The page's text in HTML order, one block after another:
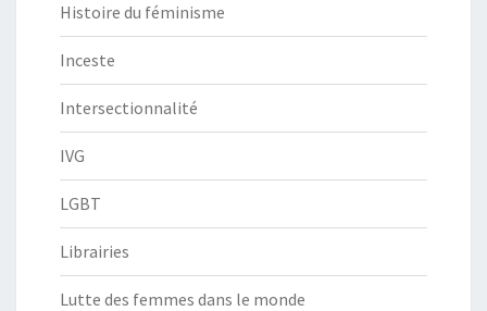
Histoire du féminisme
Inceste
Intersectionnalité
IVG
LGBT
Librairies
Lutte des femmes dans le monde